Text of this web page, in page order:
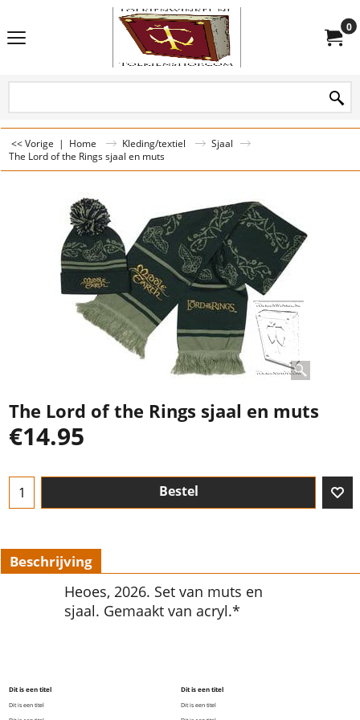
0
<< Vorige | Home Kleding/textiel
Sjaal
The Lord of the Rings sjaal en muts
The Lord of the Rings sjaal en muts
€14.95
Bestel
Beschrijving
Heoes, 2026. Set van muts en
sjaal. Gemaakt van acryl.*
Dit is een titel
Dit is een titel
Dit is een titel
Dit is een titel